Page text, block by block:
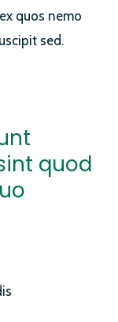
quos nemo
sed.
quod